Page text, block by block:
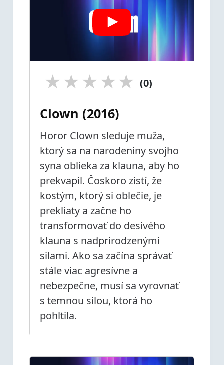
★
★
★
★
★ (0)
Clown (2016)
Horor Clown sleduje muža,
ktorý sa na narodeniny svojho
syna oblieka za klauna, aby ho
prekvapil. Čoskoro zistí, že
kostým, ktorý si oblečie, je
prekliaty a začne ho
transformovať do desivého
klauna s nadprirodzenými
silami. Ako sa začína správať
stále viac agresívne a
nebezpečne, musí sa vyrovnať
s temnou silou, ktorá ho
pohltila.